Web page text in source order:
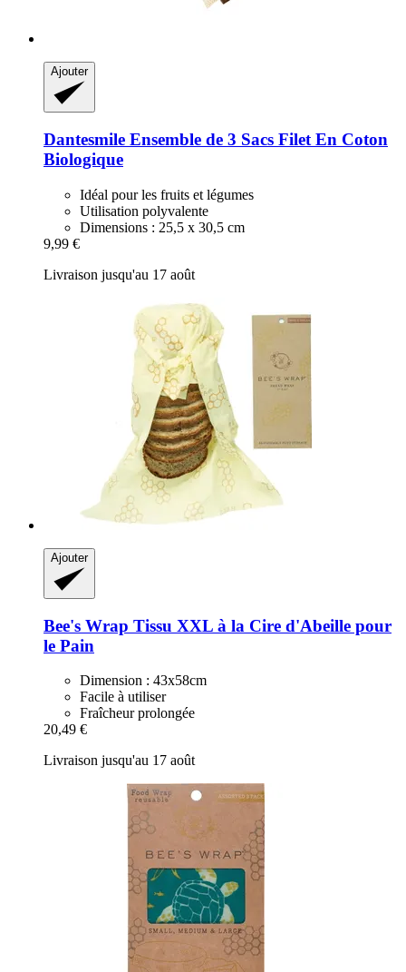
Ajouter
Dantesmile Ensemble de 3 Sacs Filet En Coton
Biologique
Idéal pour les fruits et légumes
Utilisation polyvalente
Dimensions : 25,5 x 30,5 cm
9,99 €
Livraison jusqu'au 17 août
Ajouter
Bee's Wrap Tissu XXL à la Cire d'Abeille pour
le Pain
Dimension : 43x58cm
Facile à utiliser
Fraîcheur prolongée
20,49 €
Livraison jusqu'au 17 août